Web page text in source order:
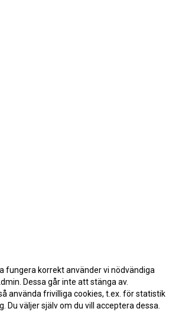
fungera korrekt använder vi nödvändiga
Dessa går inte att stänga av.
använda frivilliga cookies, t.ex. för statistik
Du väljer själv om du vill acceptera dessa.